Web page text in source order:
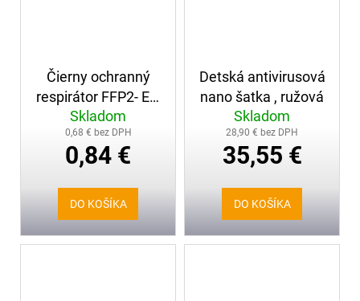
Čierny ochranný
respirátor FFP2- EN
149:2001+A1:2009
Skladom
0,68 € bez DPH
0,84 €
DO KOŠÍKA
Detská antivirusová
nano šatka , ružová
Skladom
28,90 € bez DPH
35,55 €
DO KOŠÍKA